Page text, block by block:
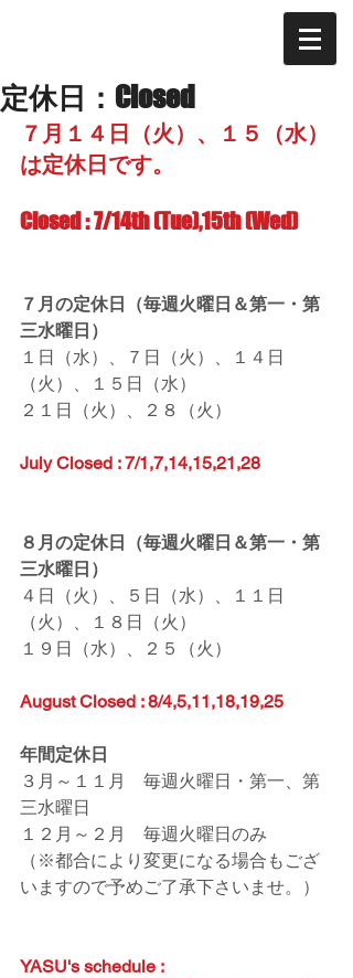
定休日：Closed
７月１４日（火）、１５（水）
は定休日です。
Closed : 7/14th (Tue),15th (Wed)
７月の定休日（毎週火曜日＆第一・第
三水曜日）
１日（水）、７日（火）、１４日
（火）、１５日（水）
２１日（火）、２８（火）
July Closed : 7/1,7,14,15,21,28
８月の定休日（毎週火曜日＆第一・第
三水曜日）
４日（火）、５日（水）、１１日
（火）、１８日（火）
１９日（水）、２５（火）
August Closed : 8/4,5,11,18,19,25
年間定休日
３月～１１月　毎週火曜日・第一、第
三水曜日
１２月～２月　毎週火曜日のみ
（※都合により変更になる場合もござ
いますので予めご了承下さいませ。）
YASU's schedule :